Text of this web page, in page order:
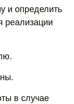
и определить
реализации
в случае